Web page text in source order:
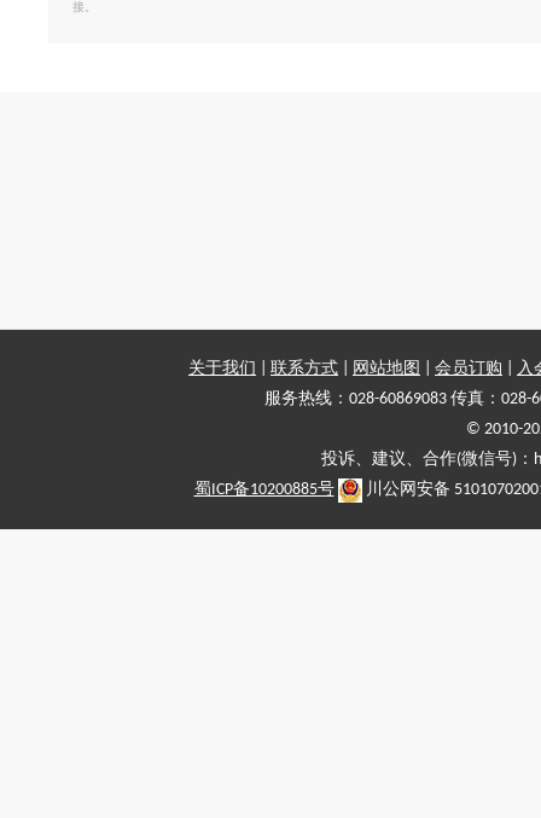
接。
关于我们 联系方式 网站地图 会员订购
入
服务热线：028-60869083 传真：028-
© 2010-
投诉、建议、合作(微信号)
蜀ICP备10200885号
川公网安备